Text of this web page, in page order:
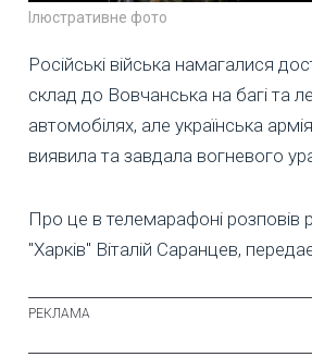
Ілюстративне фото
Російські війська намагалися
склад до Вовчанська на багі та
автомобілях, але українська
виявила та завдала вогневого
Про це в телемарафоні розповів
"Харків" Віталій Саранцев,